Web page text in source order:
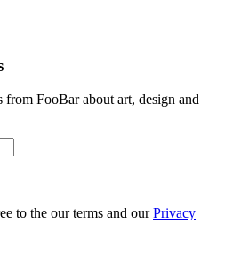
from FooBar about art, design and
to the our terms and ourPrivacy